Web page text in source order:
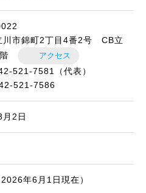
川市錦町2丁目4番2号 CB立
階
アクセス
521-7581（代表）
521-7586
2日
年6月1日現在）